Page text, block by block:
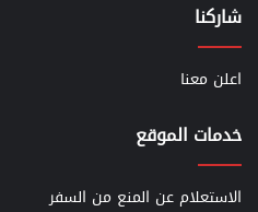
شاركنا
اعلن معنا
خدمات الموقع
الاستعلام عن المنع من السفر